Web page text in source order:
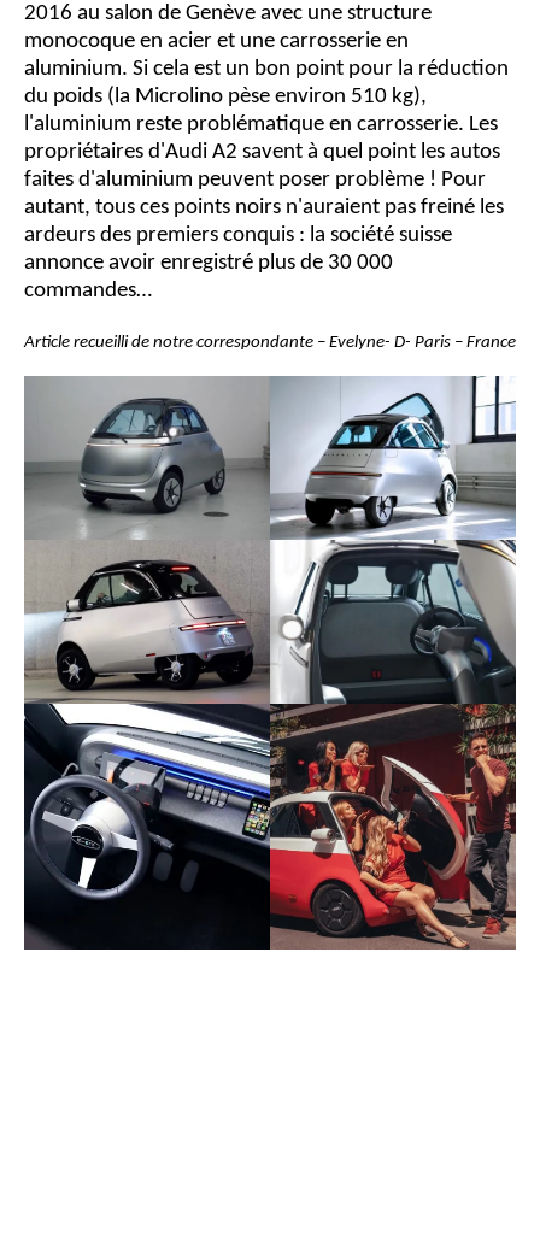
2016 au salon de Genève avec une structure
monocoque en acier et une carrosserie en
aluminium. Si cela est un bon point pour la réduction
du poids (la Microlino pèse environ 510 kg),
l'aluminium reste problématique en carrosserie. Les
propriétaires d'Audi A2 savent à quel point les autos
faites d'aluminium peuvent poser problème ! Pour
autant, tous ces points noirs n'auraient pas freiné les
ardeurs des premiers conquis : la société suisse
annonce avoir enregistré plus de 30 000
commandes…
Article recueilli de notre correspondante – Evelyne- D- Paris – France